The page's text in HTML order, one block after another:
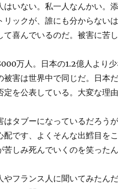
いない。私一人なんかい。
ックが、誰にも分からない
喜んでいるのだ。被害に苦し
万人。日本の1.2億人より
害は世界中で同じだ。日本
を公表している。大変な理由
タブーになっているだろう
です、よくそんな出鱈目を
しみ死んでいくのを笑ったん
フランス人に聞いてみたん